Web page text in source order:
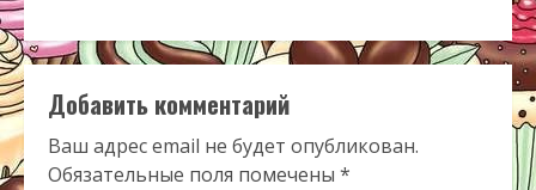
Добавить комментарий
Ваш адрес email не будет опубликован.
Обязательные поля помечены *